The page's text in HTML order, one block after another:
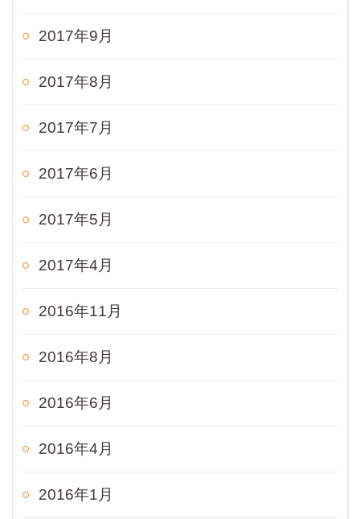
2017年9月
2017年8月
2017年7月
2017年6月
2017年5月
2017年4月
2016年11月
2016年8月
2016年6月
2016年4月
2016年1月